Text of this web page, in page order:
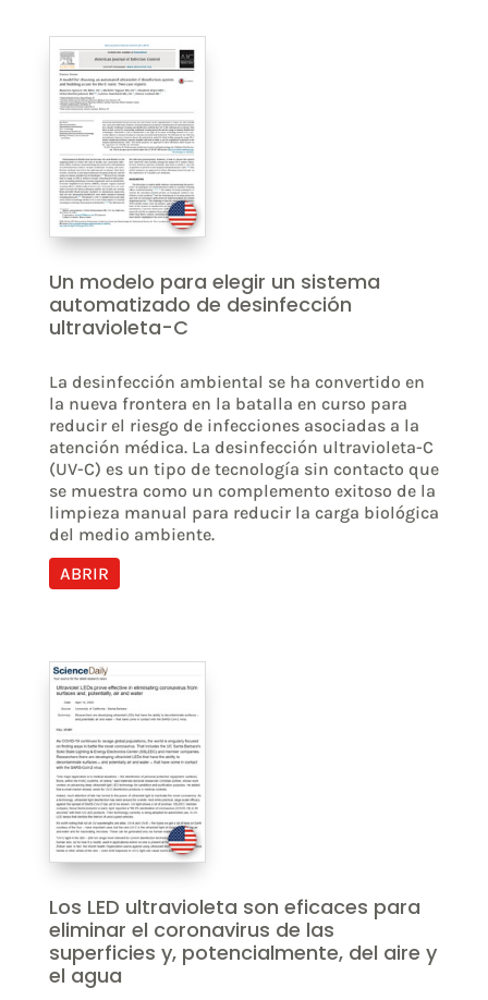
Un modelo para elegir un sistema
automatizado de desinfección
ultravioleta-C
La desinfección ambiental se ha convertido en
la nueva frontera en la batalla en curso para
reducir el riesgo de infecciones asociadas a la
atención médica. La desinfección ultravioleta-C
(UV-C) es un tipo de tecnología sin contacto que
se muestra como un complemento exitoso de la
limpieza manual para reducir la carga biológica
del medio ambiente.
ABRIR
Los LED ultravioleta son eficaces para
eliminar el coronavirus de las
superficies y, potencialmente, del aire y
el agua